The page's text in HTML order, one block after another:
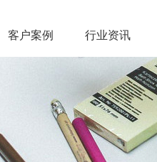
客户案例 行业资讯